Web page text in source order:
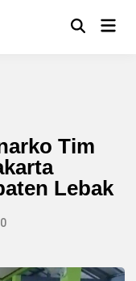
OpenMain
Tim
Lebak
0